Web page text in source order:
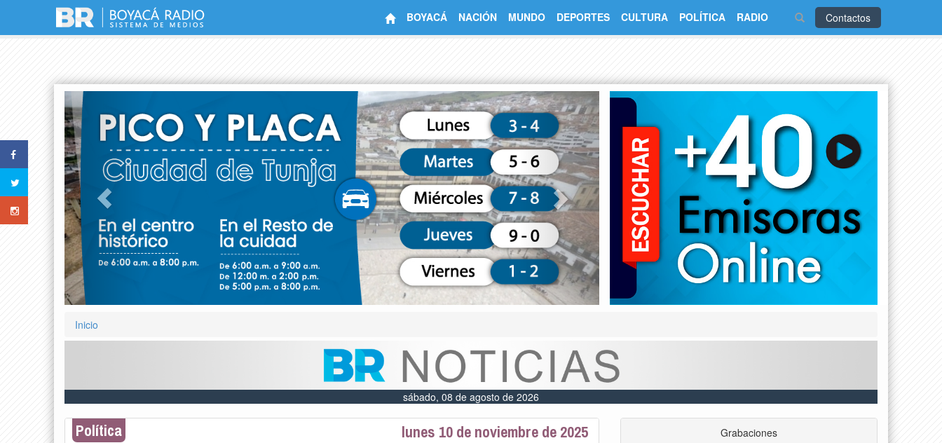
Contactos
BOYACÁ NACIÓN MUNDO DEPORTES CULTURA POLÍTICA RADIO
Next
Inicio
sábado, 08 de agosto de 2026
Política lunes 10 de noviembre de 2025 Grabaciones